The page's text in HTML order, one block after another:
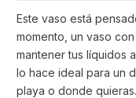
Este vaso está
momento, un vaso
mantener tus líquidos
lo hace ideal para un
playa o donde quieras.